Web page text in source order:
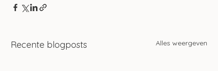
Recente blogposts Alles weergeven